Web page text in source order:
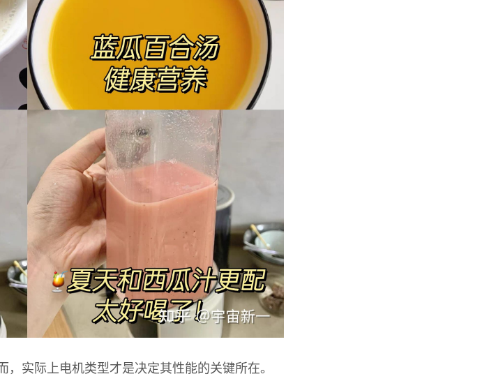
，实际上电机类型才是决定其性能的关键所在。